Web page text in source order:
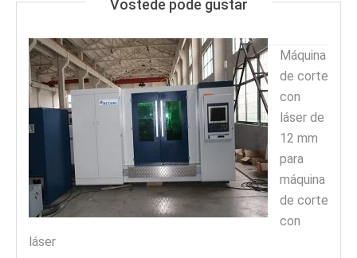
Vostede pode gustar
Máquina
de corte
con
láser de
12 mm
para
máquina
de corte
con
láser